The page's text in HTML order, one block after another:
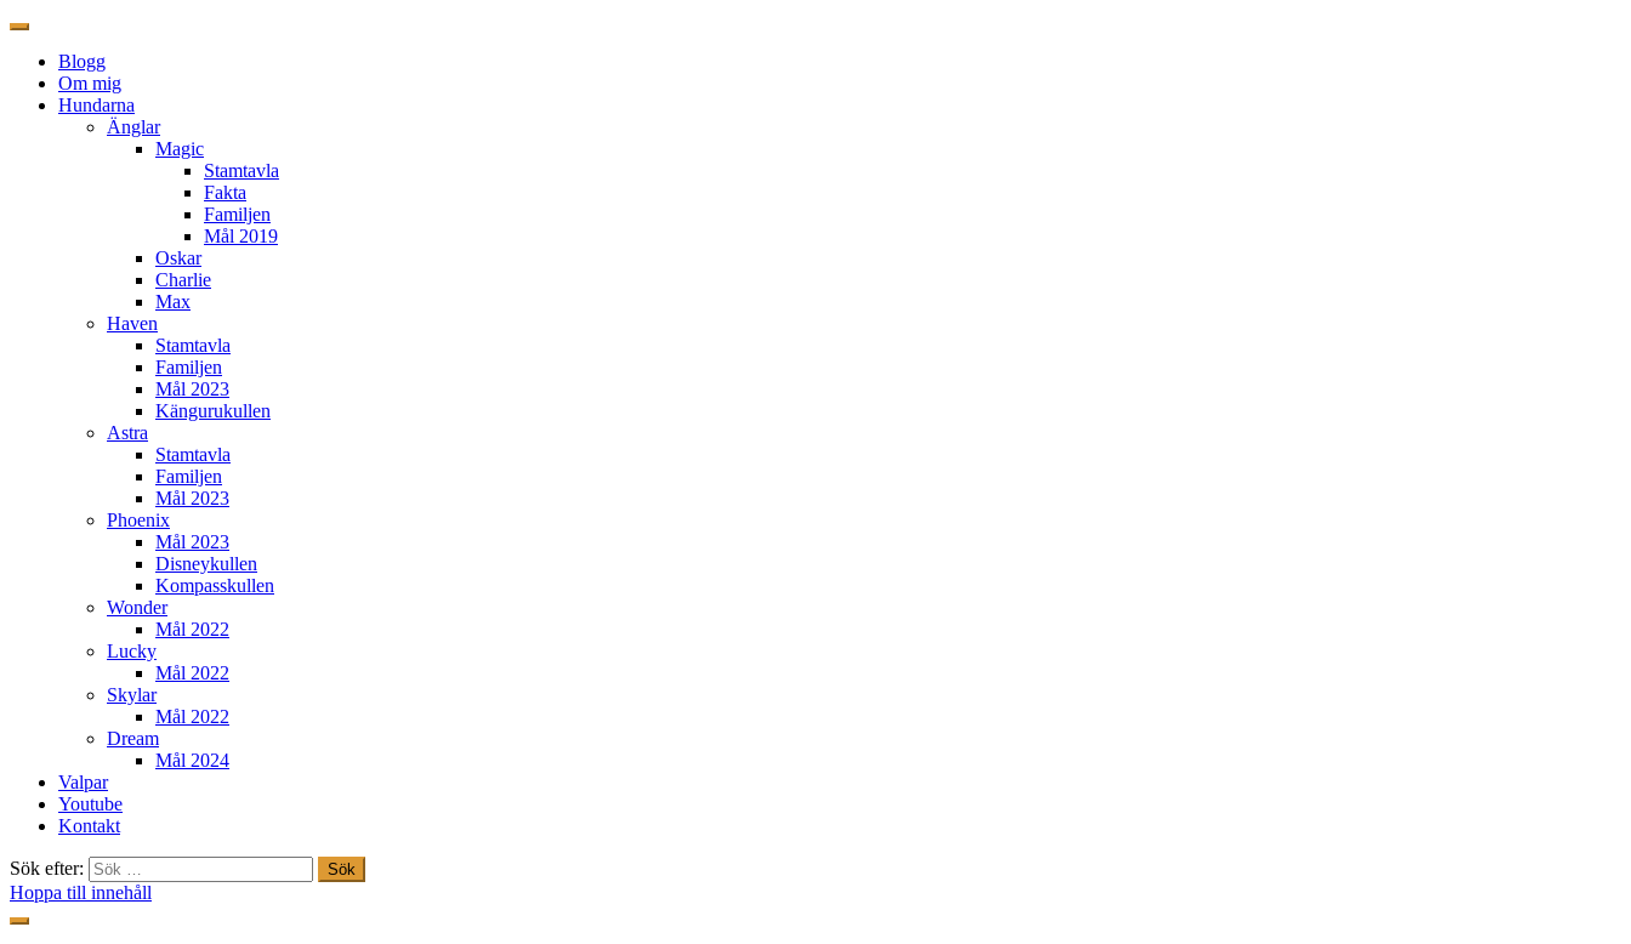
Blogg
Om mig
Hundarna
Änglar
Magic
Stamtavla
Fakta
Familjen
Mål 2019
Oskar
Charlie
Max
Haven
Stamtavla
Familjen
Mål 2023
Kängurukullen
Astra
Stamtavla
Familjen
Mål 2023
Phoenix
Mål 2023
Disneykullen
Kompasskullen
Wonder
Mål 2022
Lucky
Mål 2022
Skylar
Mål 2022
Dream
Mål 2024
Valpar
Youtube
Kontakt
Sök efter:
Hoppa till innehåll